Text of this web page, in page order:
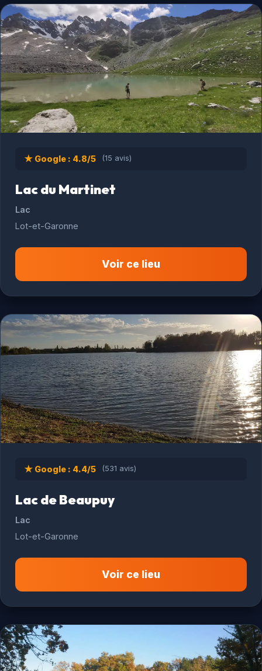
★ Google : 4.8/5 (15 avis)
Lac du Martinet
Lac
Lot-et-Garonne
Voir ce lieu
★ Google : 4.4/5 (531 avis)
Lac de Beaupuy
Lac
Lot-et-Garonne
Voir ce lieu